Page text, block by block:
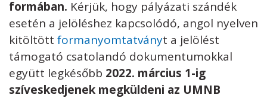
formában. Kérjük, hogy pályázati szándék
esetén a jelöléshez kapcsolódó, angol nyelven
kitöltött formanyomtatványt a jelölést
támogató csatolandó dokumentumokkal
együtt legkésőbb 2022. március 1-ig
szíveskedjenek megküldeni az UMNB